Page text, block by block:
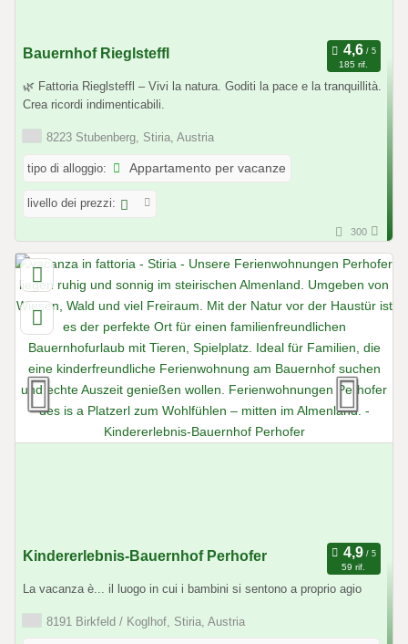
Bauernhof Rieglsteffl
185 rif.
🌿 Fattoria Rieglsteffl – Vivi la natura. Goditi la pace e la tranquillità.
Crea ricordi indimenticabili.
8223 Stubenberg, Stiria, Austria
tipo di alloggio: Appartamento per vacanze
livello dei prezzi:
300
Kindererlebnis-Bauernhof Perhofer
59 rif.
La vacanza è... il luogo in cui i bambini si sentono a proprio agio
8191 Birkfeld / Koglhof, Stiria, Austria